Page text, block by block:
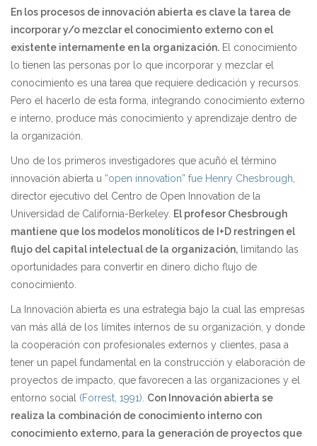
En los procesos de innovación abierta es clave la tarea de
incorporar y/o mezclar el conocimiento externo con el
existente internamente en la organización. El conocimiento
lo tienen las personas por lo que incorporar y mezclar el
conocimiento es una tarea que requiere dedicación y recursos.
Pero el hacerlo de esta forma, integrando conocimiento externo
e interno, produce más conocimiento y aprendizaje dentro de
la organización.
Uno de los primeros investigadores que acuñó el término
innovación abierta u “open innovation” fue Henry Chesbrough
director ejecutivo del Centro de Open Innovation de la
Universidad de California-Berkeley. El profesor Chesbrough
mantiene que los modelos monolíticos de I+D restringen el
flujo del capital intelectual de la organización, limitando las
oportunidades para convertir en dinero dicho flujo de
conocimiento.
La Innovación abierta es una estrategia bajo la cual las empresas
van más allá de los límites internos de su organización, y donde
la cooperación con profesionales externos y clientes, pasa a
tener un papel fundamental en la construcción y elaboración de
proyectos de impacto, que favorecen a las organizaciones y el
entorno social (Forrest, 1991) Con Innovación abierta se
realiza la combinación de conocimiento interno con
conocimiento externo, para la generación de proyectos que